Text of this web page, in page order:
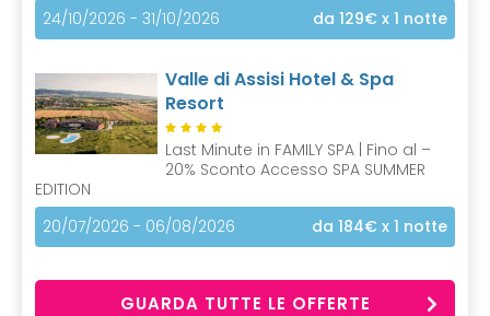
24/10/2026 - 31/10/2026 da 129€ x 1 notte
Valle di Assisi Hotel & Spa
Resort
Last Minute in FAMILY SPA | Fino al –
20% Sconto Accesso SPA SUMMER
EDITION
20/07/2026 - 06/08/2026
da 184€ x 1 notte
GUARDA TUTTE LE OFFERTE